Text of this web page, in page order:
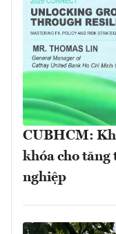
CUBHCM:
khóa cho tăng
nghiệp